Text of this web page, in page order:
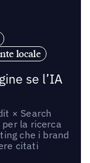
locale
se l’IA
× Search
per la ricerca
che i brand
citati